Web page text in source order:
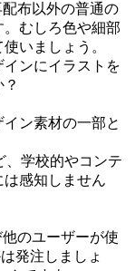
布以外の普通の
むしろ色や細部
いましょう。
ンにイラストを
ン素材の一部と
、学校的やコンテ
感知しません
のユーザーが使
発注しましょ